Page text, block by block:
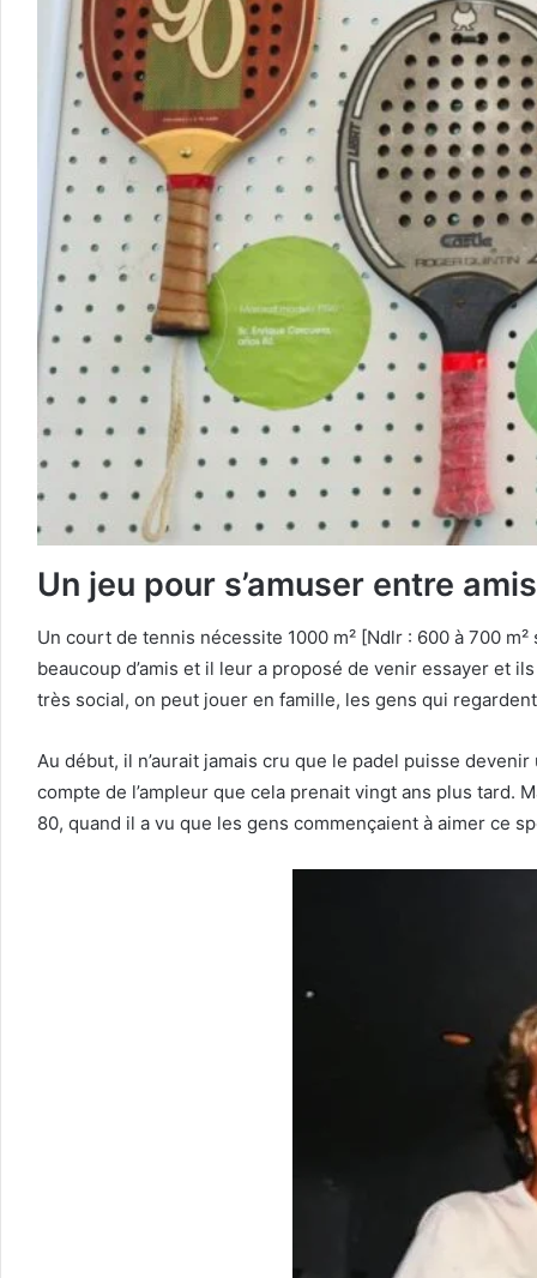
Un jeu pour s’amuser entre
Un court de tennis nécessite 1000 m² [Ndlr : 600 à 700
beaucoup d’amis et il leur a proposé de venir essayer et
très social, on peut jouer en famille, les gens qui
Au début, il n’aurait jamais cru que le padel puisse
compte de l’ampleur que cela prenait vingt ans plus tard.
80, quand il a vu que les gens commençaient à aimer ce